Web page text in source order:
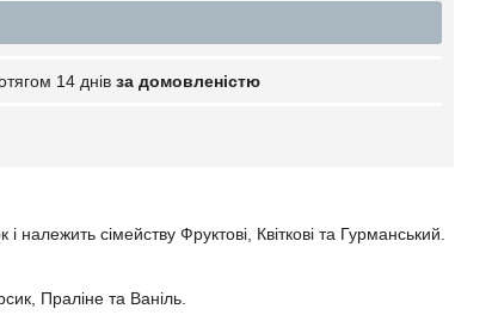
14 днів за домовленістю
сімейству Фруктові, Квіткові та Гурманський.
Праліне та Ваніль.